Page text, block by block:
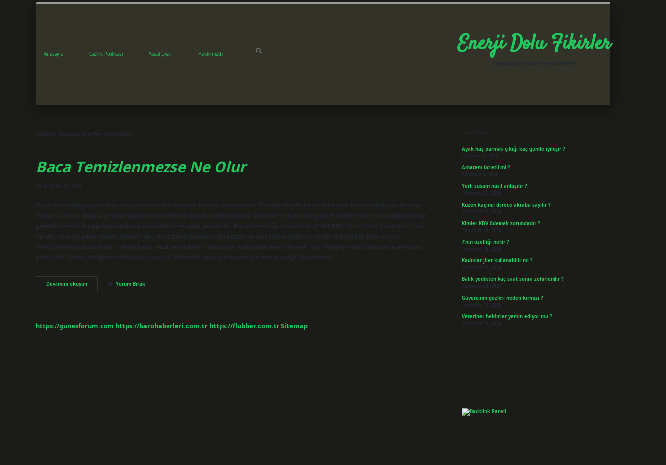
Anasayfa Gizlilik Politikası Yasal Uyarı Hakkımızda Enerji Dolu Fikirler
Etiket: Bacayı kimler temizler
Baca Temizlenmezse Ne Olur
Tarih: Ekim 24, 2024
Baca temizliği yapılmazsa ne olur? En riskli sobalar kömür sobalarıdır. Üstelik düşük kaliteli kömür kullanıldığında bu risk
daha da artar. Doğru şekilde yakılmazsa verimli yanma sağlanamaz; borular ve bacalar güncel değilse iyi çekiş sağlayamaz;
gerekli temizlik yapılmazsa baca büzülebilir ve soba yanabilir. Baca temizliği zorunlu mu? MADDE 10 – (1) Sıvı (motorin, fuel
oil vb.) ve katı yakıt (odun, kömür vb.) ile ısıtılan binalardaki kazan ve bacaların yılda en az iki kez yetkili firmalarca
temizlenmesi zorunludur. Tıkalı baca nasıl temizlenir? Bacanızı naftalinle temizlemek için 100 gram naftalin satın almanız
yeterlidir. Satın aldığınız naftalinleri yakın. Naftalin bacayı tıkayan kurumun aşağı düşmesini…
Devamını okuyunBaca
Temizlenmezse
Yorum Bırak
https://gunesforum.com https://barohaberleri.com.tr https://flubber.com.trSitemap
Son Yazılar
Ayak baş parmak çıkığı kaç günde iyileşir ?
Ağustos 5, 2026
Amatem ücretli mi ?
Ağustos 4, 2026
Yerli susam nasıl anlaşılır ?
Temmuz 29, 2026
Kuzen kaçıncı derece akraba sayılır ?
Temmuz 27, 2026
Kimler KDV ödemek zorundadır ?
Temmuz 25, 2026
7’nin özelliği nedir ?
Temmuz 24, 2026
Kadınlar jilet kullanabilir mi ?
Temmuz 23, 2026
Balık yedikten kaç saat sonra zehirlenilir ?
Temmuz 21, 2026
Güvercinin gözleri neden kırmızı ?
Temmuz 17, 2026
Veteriner hekimler yemin ediyor mu ?
Temmuz 14, 2026